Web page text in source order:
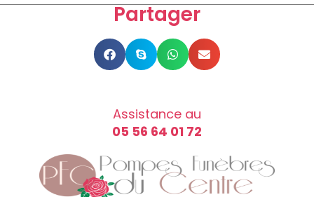
Partager
Assistance au
05 56 64 01 72